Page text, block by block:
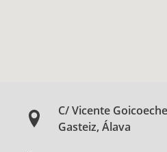
C/ Vicente
Gasteiz, Álava